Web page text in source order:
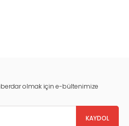
olmak için e-bültenimize
KAYDOL